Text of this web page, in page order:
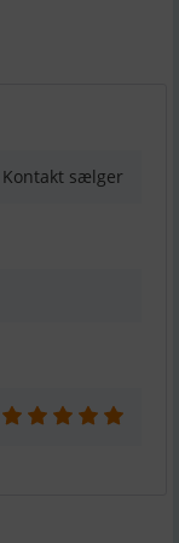
Kontakt sælger